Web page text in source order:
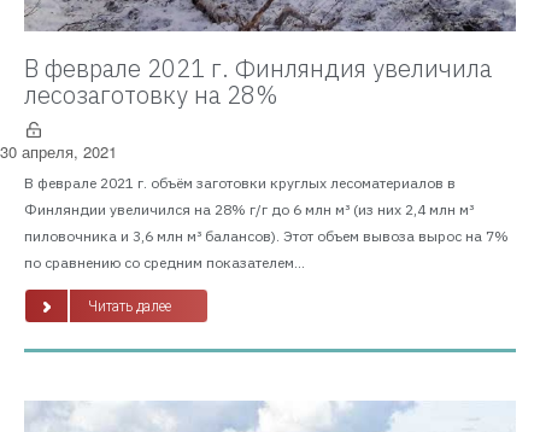
В феврале 2021 г. Финляндия увеличила
лесозаготовку на 28%
30 апреля, 2021
В феврале 2021 г. объём заготовки круглых лесоматериалов в
Финляндии увеличился на 28% г/г до 6 млн м³ (из них 2,4 млн м³
пиловочника и 3,6 млн м³ балансов). Этот объем вывоза вырос на 7%
по сравнению со средним показателем...
Читать далее